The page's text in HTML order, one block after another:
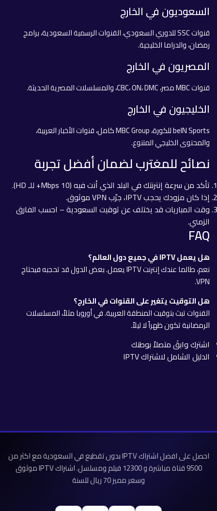
السعوديون في الخارج
قنوات SSC للدوري السعودي، القنوات الرسمية السعودية، برامج
رمضان، والدراما الخليجية.
المصريون في الخارج
قنوات MBC مصر، CBC، ON، DMC، والمسلسلات المصرية الحديثة.
الخليجيون في الخارج
beIN Sports للكورة، MBC Group كامل، قنوات الأخبار العربية،
والمحتوى الخليجي المتنوع.
نصائح للمغترب لضمان أفضل تجربة
تأكد من سرعة إنترنتك في البلد الذي أنت فيه (10 Mbps+ للـ HD).
إذا كان مزودك يحجب IPTV، جرّب VPN موثوق.
وقت المباريات قد يختلف عن توقيت السعودية – احسب الفارق
الزمني.
FAQ
هل يعمل IPTV في جميع دول العالم؟
نعم، طالما عندك إنترنت IPTV يعمل. بعض الدول قد تحجبه فيحتاج
VPN.
هل التوقيت يتغير على القنوات في الخارج؟
القنوات تبث بتوقيت المنطقة العربية. في أوروبا مثلاً، المسلسلات
الرمضانية تكون ظهراً لا ليلاً.
اشترك وابقَ متصلاً بوطنك
الدليل الشامل لاشتراك IPTV
احصل على افضل اشتراك IPTV بدون تقطيع في السعودية مع اكثر من
9500 قناة مباشرة و 12300 فيلم ومسلسل. اشتراك IPTV موثوق
وسعر مميز 70 ريال للسنة